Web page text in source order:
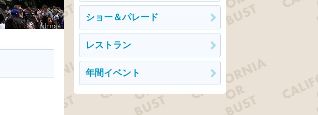
ショー＆パレード
レストラン
年間イベント